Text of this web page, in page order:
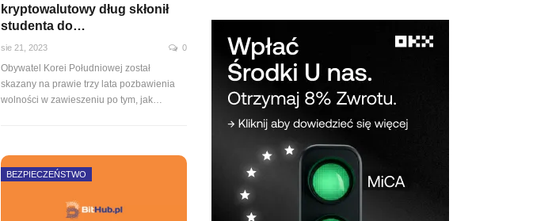
kryptowalutowy dług skłonił
studenta do…
sie 21, 2023 0
Obywatel Korei Południowej został
skazany na prawie trzy lata pozbawienia
wolności w zawieszeniu po tym, jak
BEZPIECZEŃSTWO